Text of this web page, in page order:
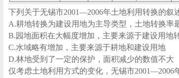
下列关于无锡市2001—2006年土地利用转换的叙
A.耕地转换为建设用地为主导类型，土地转换率
B.园地面积在大幅度增加，主要来源于建设用地
C.水域略有增加，主要来源于耕地和建设用地
D.林地受到了一定的保护，面积减少的数值不大
仅考虑土地利用方式的变化，无锡市2001—2006